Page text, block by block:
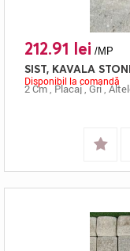
212.91 lei /MP
SIST, KAVALA
2 Cm,Placaj,Gri,
Disponibil la comandă